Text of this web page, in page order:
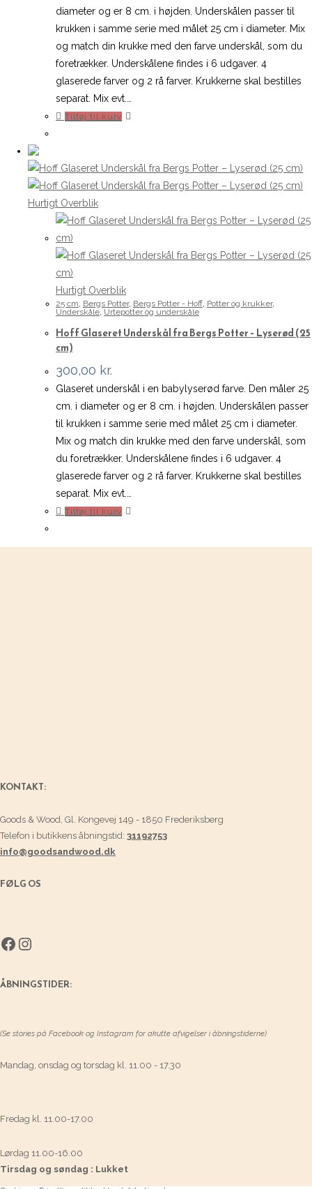
diameter og er 8 cm. i højden. Underskålen passer til
krukken i samme serie med målet 25 cm i diameter. Mix
og match din krukke med den farve underskål, som du
foretrækker. Underskålene findes i 6 udgaver. 4
glaserede farver og 2 rå farver. Krukkerne skal bestilles
separat. Mix evt.…
Tilføj til kurv
Hurtigt Overblik
Hurtigt Overblik
25 cm, Bergs Potter, Bergs Potter - Hoff, Potter og krukker,
Underskåle, Urtepotter og underskåle
Hoff Glaseret Underskål fra Bergs Potter – Lyserød (25
cm)
300,00 kr.
Glaseret underskål i en babylyserød farve. Den måler 25
cm. i diameter og er 8 cm. i højden. Underskålen passer
til krukken i samme serie med målet 25 cm i diameter.
Mix og match din krukke med den farve underskål, som
du foretrækker. Underskålene findes i 6 udgaver. 4
glaserede farver og 2 rå farver. Krukkerne skal bestilles
separat. Mix evt.…
Tilføj til kurv
KONTAKT:
Goods & Wood, Gl. Kongevej 149 - 1850 Frederiksberg
Telefon i butikkens åbningstid: 31192753
info@goodsandwood.dk
FØLG OS
Facebook
Instagram
ÅBNINGSTIDER:
(Se stories på Facebook og Instagram for akutte afvigelser i åbningstiderne)
Mandag, onsdag og torsdag kl. 11.00 - 17.30
Fredag kl. 11.00-17.00
Lørdag 11.00-16.00
Tirsdag og søndag : Lukket